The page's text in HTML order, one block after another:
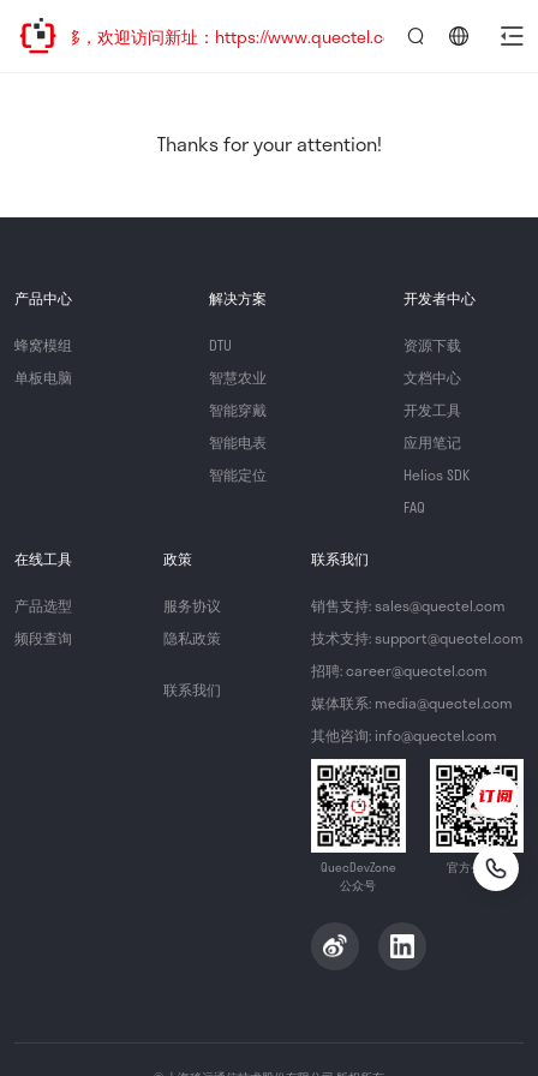
址已迁移，欢迎访问新址：https://www.quectel.com.cn
Thanks for your attention!
产品中心
蜂窝模组
单板电脑
解决方案
DTU
智慧农业
智能穿戴
智能电表
智能定位
开发者中心
资源下载
文档中心
开发工具
应用笔记
Helios SDK
FAQ
在线工具
产品选型
频段查询
政策
服务协议
隐私政策
联系我们
联系我们
销售支持: sales@quectel.com
技术支持: support@quectel.com
招聘: career@quectel.com
媒体联系: media@quectel.com
其他咨询: info@quectel.com
QuecDevZone
公众号
官方公众号